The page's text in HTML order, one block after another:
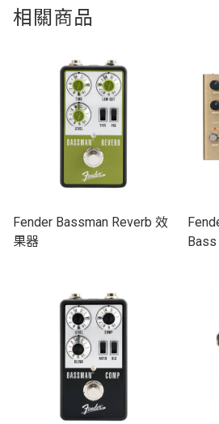
相關商品
Fender Bassman Reverb 效
果器